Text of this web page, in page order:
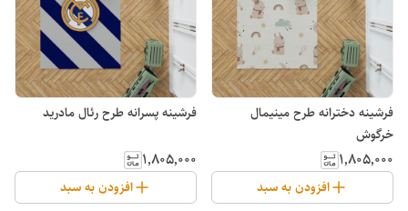
فرشینه دخترانه طرح مینیمال
خرگوش
۱٬۸۰۵٬۰۰۰
افزودن به سبد
فرشینه پسرانه طرح رئال مادرید
۱٬۸۰۵٬۰۰۰
افزودن به سبد